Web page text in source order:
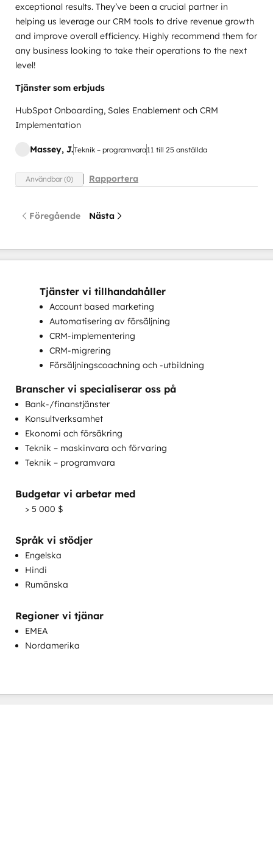
exceptional results. They’ve been a crucial partner in
helping us leverage our CRM tools to drive revenue growth
and improve overall efficiency. Highly recommend them for
any business looking to take their operations to the next
level!
Tjänster som erbjuds
HubSpot Onboarding, Sales Enablement och CRM
Implementation
Massey, J.Teknik – programvara11 till 25 anställda
Användbar (0) Rapportera
Föregående Nästa
Tjänster vi tillhandahåller
Account based marketing
Automatisering av försäljning
CRM-implementering
CRM-migrering
Försäljningscoachning och -utbildning
HubSpot-introduktion
Implementering av helpdesk
Inriktning av försäljning och marknadsföring
Integration av anpassade API:er
Kompletta inkommande
marknadsföringstjänster
Kundmarknadsföring
Kundtjänsutbildning
Marknadsförande e-post
Utveckling av kunskapsbas
Branscher vi specialiserar oss på
Bank-/finanstjänster
Konsultverksamhet
Ekonomi och försäkring
Teknik – maskinvara och förvaring
Teknik – programvara
Budgetar vi arbetar med
> 5 000 $
Språk vi stödjer
Engelska
Hindi
Rumänska
Regioner vi tjänar
EMEA
Nordamerika